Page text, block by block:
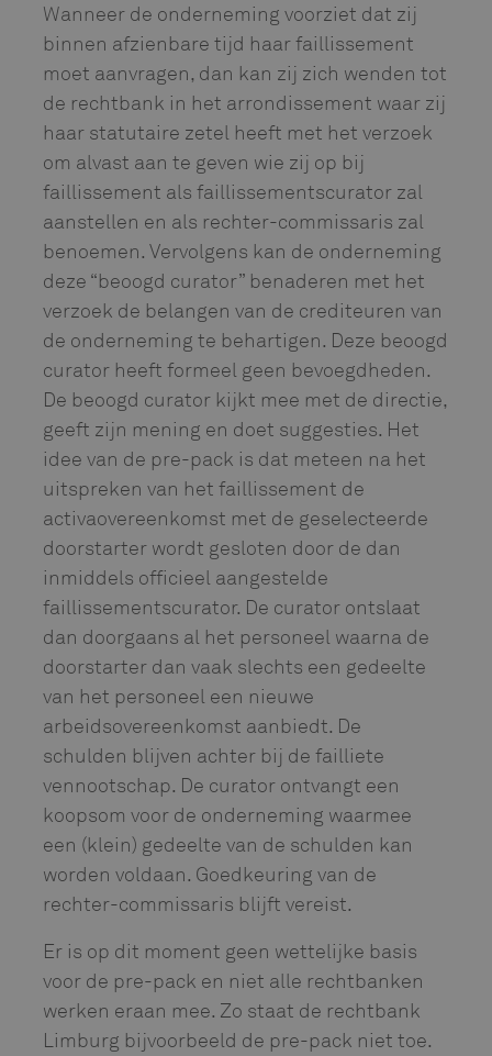
Wanneer de onderneming voorziet dat zij
binnen afzienbare tijd haar faillissement
moet aanvragen, dan kan zij zich wenden tot
de rechtbank in het arrondissement waar zij
haar statutaire zetel heeft met het verzoek
om alvast aan te geven wie zij op bij
faillissement als faillissementscurator zal
aanstellen en als rechter-commissaris zal
benoemen. Vervolgens kan de onderneming
deze “beoogd curator” benaderen met het
verzoek de belangen van de crediteuren van
de onderneming te behartigen. Deze beoogd
curator heeft formeel geen bevoegdheden.
De beoogd curator kijkt mee met de directie,
geeft zijn mening en doet suggesties. Het
idee van de pre-pack is dat meteen na het
uitspreken van het faillissement de
activaovereenkomst met de geselecteerde
doorstarter wordt gesloten door de dan
inmiddels officieel aangestelde
faillissementscurator. De curator ontslaat
dan doorgaans al het personeel waarna de
doorstarter dan vaak slechts een gedeelte
van het personeel een nieuwe
arbeidsovereenkomst aanbiedt. De
schulden blijven achter bij de failliete
vennootschap. De curator ontvangt een
koopsom voor de onderneming waarmee
een (klein) gedeelte van de schulden kan
worden voldaan. Goedkeuring van de
rechter-commissaris blijft vereist.
Er is op dit moment geen wettelijke basis
voor de pre-pack en niet alle rechtbanken
werken eraan mee. Zo staat de rechtbank
Limburg bijvoorbeeld de pre-pack niet toe.